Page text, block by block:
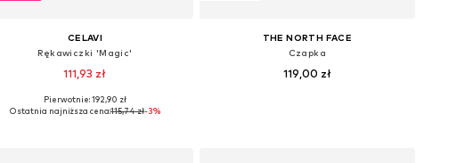
CELAVI
Rękawiczki 'Magic'
111,93 zł
Dostępne rozmiary: XXS-XS, S-M, M-XL
Pierwotnie: 192,90 zł
Ostatnia najniższa cena:115,74 zł-3%
THE NORTH FACE
Czapka
119,00 zł